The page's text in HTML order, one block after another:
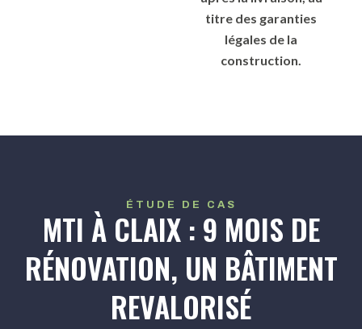
titre des garanties
légales de la
construction.
ÉTUDE DE CAS
MTI À CLAIX : 9 MOIS DE
RÉNOVATION, UN BÂTIMENT
REVALORISÉ